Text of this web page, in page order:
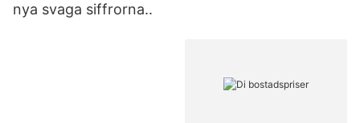
nya svaga siffrorna..